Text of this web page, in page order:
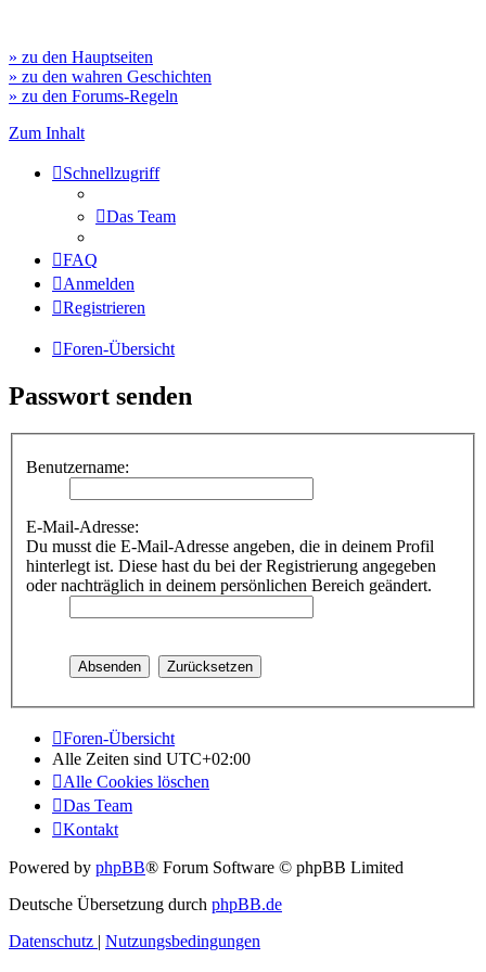
» zu den Hauptseiten
» zu den wahren Geschichten
» zu den Forums-Regeln
Zum Inhalt
Schnellzugriff
Das Team
FAQ
Anmelden
Registrieren
Foren-Übersicht
Passwort senden
Benutzername:
E-Mail-Adresse:
Du musst die E-Mail-Adresse angeben, die in deinem Profil
hinterlegt ist. Diese hast du bei der Registrierung angegeben
oder nachträglich in deinem persönlichen Bereich geändert.
Foren-Übersicht
Alle Zeiten sind UTC+02:00
Alle Cookies löschen
Das Team
Kontakt
Powered by phpBB® Forum Software © phpBB Limited
Deutsche Übersetzung durch phpBB.de
Datenschutz | Nutzungsbedingungen